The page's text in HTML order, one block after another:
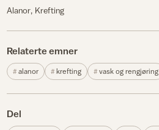
Alanor Krefting
Relaterte emner
alanor krefting vask og rengjøring
Del